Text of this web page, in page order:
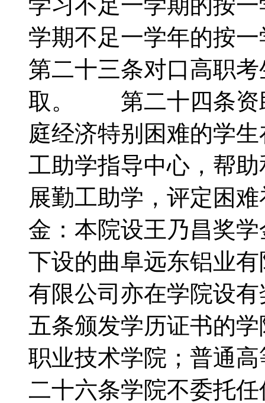
学期不足一学年的
第二十三条对口高职
取。 第二十四条资
庭经济特别困难的学
工助学指导中心，帮
展勤工助学，评定困
金：本院设王乃昌奖
下设的曲阜远东铝业
有限公司亦在学院设
五条颁发学历证书的
职业技术学院；普通
二十六条学院不委托